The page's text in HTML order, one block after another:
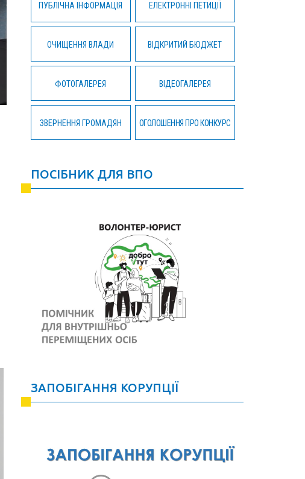
ПУБЛІЧНА ІНФОРМАЦІЯ ЕЛЕКТРОННІ ПЕТИЦІЇ
ОЧИЩЕННЯ ВЛАДИ ВІДКРИТИЙ БЮДЖЕТ
ФОТОГАЛЕРЕЯ ВІДЕОГАЛЕРЕЯ
ЗВЕРНЕННЯ ГРОМАДЯН ОГОЛОШЕННЯ ПРО КОНКУРС
ПОСІБНИК ДЛЯ ВПО
ЗАПОБІГАННЯ КОРУПЦІЇ